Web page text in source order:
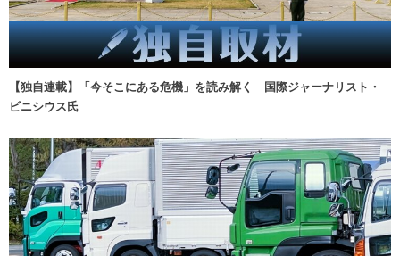
【独自連載】「今そこにある危機」を読み解く 国際ジャーナリスト・
ビニシウス氏